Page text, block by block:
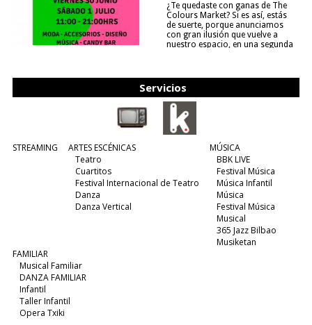
¿Te quedaste con ganas de The
Colours Market? Si es así, estás
de suerte, porque anunciamos
con gran ilusión que vuelve a
nuestro espacio, en una segunda
Servicios
STREAMING
ARTES ESCÉNICAS
Teatro
Cuartitos
Festival Internacional de Teatro
Danza
Danza Vertical
MÚSICA
BBK LIVE
Festival Música
Música Infantil
Música
Festival Música
Musical
365 Jazz Bilbao
Musiketan
FAMILIAR
Musical Familiar
DANZA FAMILIAR
Infantil
Taller Infantil
Opera Txiki